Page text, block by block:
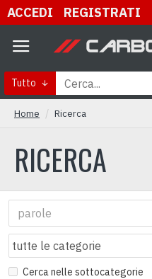
ACCEDI REGISTRATI
Tutto
Home Ricerca
RICERCA
Cerca nelle sottocategorie